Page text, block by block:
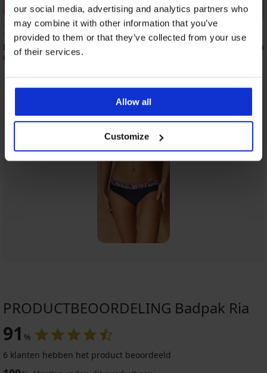
our social media, advertising and analytics partners who
may combine it with other information that you’ve
provided to them or that they’ve collected from your use
of their services.
Allow all
Customize
Sale
Korting -50%
5
Badpak Powder dream II
68,00 €135,99 €
Sale
Korting -60%
Badpak Animal
Uit dezelfde collectie
PRODUCTBEOORDELING Badpak Ria
91 %
6 klanten hebben het product beoordeeld